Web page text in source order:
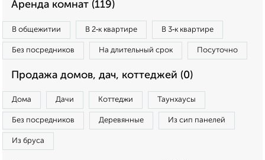
Аренда комнат (119)
В общежитии В 2‑к квартире В 3‑к квартире
Без посредников На длительный срок Посуточно
Продажа домов, дач, коттеджей (0)
Дома Дачи Коттеджи Таунхаусы
Без посредников Деревянные Из сип панелей
Из бруса